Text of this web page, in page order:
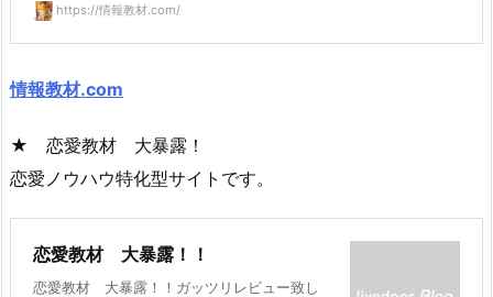
https://情報教材.com/
情報教材.com
★ 恋愛教材 大暴露！
恋愛ノウハウ特化型サイトです。
恋愛教材 大暴露！！
恋愛教材 大暴露！！ガッツリレビュー致し